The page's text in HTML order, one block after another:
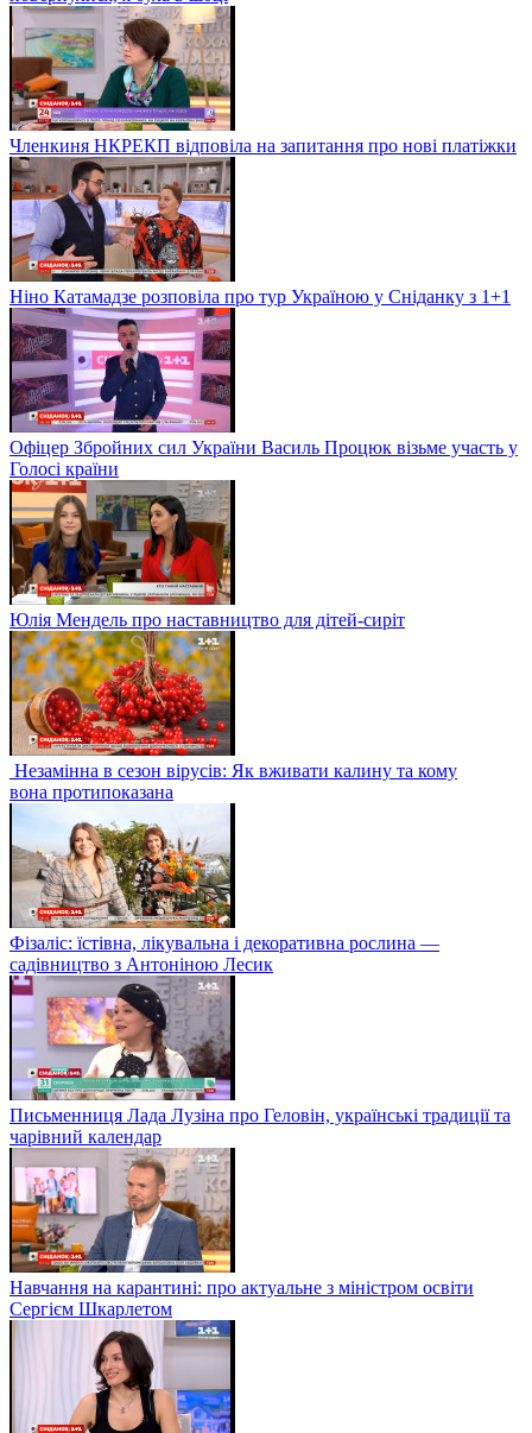
Членкиня НКРЕКП відповіла на запитання про нові платіжки
Ніно Катамадзе розповіла про тур Україною у Сніданку з 1+1
Офіцер Збройних сил України Василь Процюк візьме участь у
Голосі країни
Юлія Мендель про наставництво для дітей-сиріт
Незамінна в сезон вірусів: Як вживати калину та кому
вона протипоказана
Фізаліс: їстівна, лікувальна і декоративна рослина —
садівництво з Антоніною Лесик
Письменниця Лада Лузіна про Геловін, українські традиції та
чарівний календар
Навчання на карантині: про актуальне з міністром освіти
Сергієм Шкарлетом